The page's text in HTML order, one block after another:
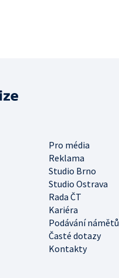
Pro média
Reklama
Studio Brno
Studio Ostrava
Rada ČT
Kariéra
Podávání námětů
Časté dotazy
Kontakty